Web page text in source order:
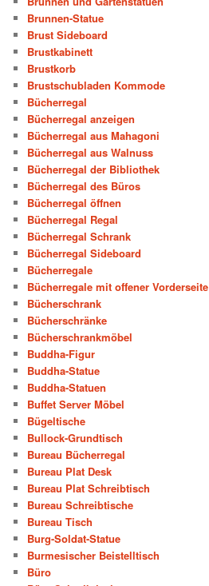
Brunnen-Statue
Brust Sideboard
Brustkabinett
Brustkorb
Brustschubladen Kommode
Bücherregal
Bücherregal anzeigen
Bücherregal aus Mahagoni
Bücherregal aus Walnuss
Bücherregal der Bibliothek
Bücherregal des Büros
Bücherregal öffnen
Bücherregal Regal
Bücherregal Schrank
Bücherregal Sideboard
Bücherregale
Bücherregale mit offener Vorderseite
Bücherschrank
Bücherschränke
Bücherschrankmöbel
Buddha-Figur
Buddha-Statue
Buddha-Statuen
Buffet Server Möbel
Bügeltische
Bullock-Grundtisch
Bureau Bücherregal
Bureau Plat Desk
Bureau Plat Schreibtisch
Bureau Schreibtische
Bureau Tisch
Burg-Soldat-Statue
Burmesischer Beistelltisch
Büro